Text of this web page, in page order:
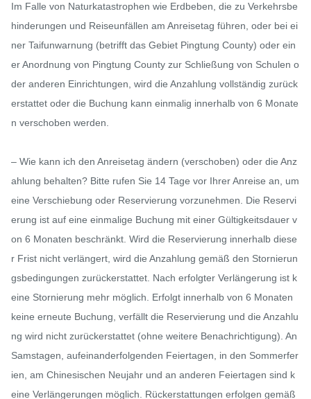
Im Falle von Naturkatastrophen wie Erdbeben, die zu Verkehrsbe
hinderungen und Reiseunfällen am Anreisetag führen, oder bei ei
ner Taifunwarnung (betrifft das Gebiet Pingtung County) oder ein
er Anordnung von Pingtung County zur Schließung von Schulen o
der anderen Einrichtungen, wird die Anzahlung vollständig zurück
erstattet oder die Buchung kann einmalig innerhalb von 6 Monate
n verschoben werden.
– Wie kann ich den Anreisetag ändern (verschoben) oder die Anz
ahlung behalten? Bitte rufen Sie 14 Tage vor Ihrer Anreise an, um
eine Verschiebung oder Reservierung vorzunehmen. Die Reservi
erung ist auf eine einmalige Buchung mit einer Gültigkeitsdauer v
on 6 Monaten beschränkt. Wird die Reservierung innerhalb diese
r Frist nicht verlängert, wird die Anzahlung gemäß den Stornierun
gsbedingungen zurückerstattet. Nach erfolgter Verlängerung ist k
eine Stornierung mehr möglich. Erfolgt innerhalb von 6 Monaten
keine erneute Buchung, verfällt die Reservierung und die Anzahlu
ng wird nicht zurückerstattet (ohne weitere Benachrichtigung). An
Samstagen, aufeinanderfolgenden Feiertagen, in den Sommerfer
ien, am Chinesischen Neujahr und an anderen Feiertagen sind k
eine Verlängerungen möglich. Rückerstattungen erfolgen gemäß